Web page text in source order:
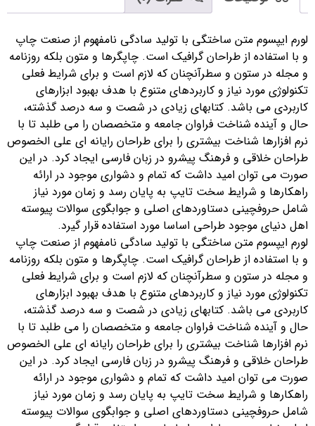
لورم ایپسوم متن ساختگی با تولید سادگی نامفهوم از صنعت چاپ
و با استفاده از طراحان گرافیک است. چاپگرها و متون بلکه روزنامه
و مجله در ستون و سطرآنچنان که لازم است و برای شرایط فعلی
تکنولوژی مورد نیاز و کاربردهای متنوع با هدف بهبود ابزارهای
کاربردی می باشد. کتابهای زیادی در شصت و سه درصد گذشته،
حال و آینده شناخت فراوان جامعه و متخصصان را می طلبد تا با
نرم افزارها شناخت بیشتری را برای طراحان رایانه ای علی الخصوص
طراحان خلاقی و فرهنگ پیشرو در زبان فارسی ایجاد کرد. در این
صورت می توان امید داشت که تمام و دشواری موجود در ارائه
راهکارها و شرایط سخت تایپ به پایان رسد و زمان مورد نیاز
شامل حروفچینی دستاوردهای اصلی و جوابگوی سوالات پیوسته
اهل دنیای موجود طراحی اساسا مورد استفاده قرار گیرد.
لورم ایپسوم متن ساختگی با تولید سادگی نامفهوم از صنعت چاپ
و با استفاده از طراحان گرافیک است. چاپگرها و متون بلکه روزنامه
و مجله در ستون و سطرآنچنان که لازم است و برای شرایط فعلی
تکنولوژی مورد نیاز و کاربردهای متنوع با هدف بهبود ابزارهای
کاربردی می باشد. کتابهای زیادی در شصت و سه درصد گذشته،
حال و آینده شناخت فراوان جامعه و متخصصان را می طلبد تا با
نرم افزارها شناخت بیشتری را برای طراحان رایانه ای علی الخصوص
طراحان خلاقی و فرهنگ پیشرو در زبان فارسی ایجاد کرد. در این
صورت می توان امید داشت که تمام و دشواری موجود در ارائه
راهکارها و شرایط سخت تایپ به پایان رسد و زمان مورد نیاز
شامل حروفچینی دستاوردهای اصلی و جوابگوی سوالات پیوسته